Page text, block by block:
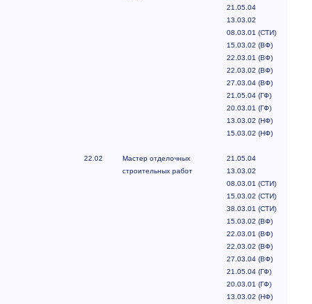
21.05.04
13.03.02
08.03.01 (СТИ)
15.03.02 (ВФ)
22.03.01 (ВФ)
22.03.02 (ВФ)
27.03.04 (ВФ)
21.05.04 (ГФ)
20.03.01 (ГФ)
13.03.02 (НФ)
15.03.02 (НФ)
22.02
Мастер отделочных
строительных работ
21.05.04
13.03.02
08.03.01 (СТИ)
15.03.02 (СТИ)
38.03.01 (СТИ)
15.03.02 (ВФ)
22.03.01 (ВФ)
22.03.02 (ВФ)
27.03.04 (ВФ)
21.05.04 (ГФ)
20.03.01 (ГФ)
13.03.02 (НФ)